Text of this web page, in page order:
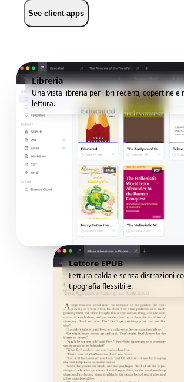
See client apps
Libreria
Una vista libreria per libri recenti, copertine e
lettura.
Lettore EPUB
Lettura calda e senza distrazioni
tipografia flessibile.